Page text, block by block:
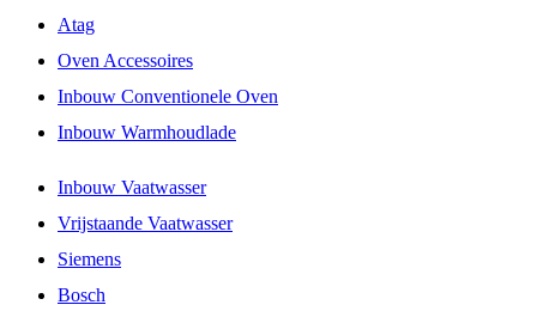
Atag
Oven Accessoires
Inbouw Conventionele Oven
Inbouw Warmhoudlade
Inbouw Vaatwasser
Vrijstaande Vaatwasser
Siemens
Bosch